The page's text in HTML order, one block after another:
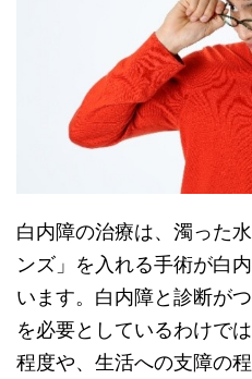
白内障の治療は、濁った
ンズ」を入れる手術が白
います。白内障と診断が
を必要としているわけで
程度や、生活への支障の